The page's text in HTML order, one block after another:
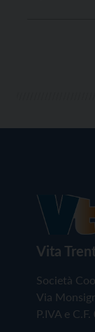
Vita
Società
Via
P.IVA e